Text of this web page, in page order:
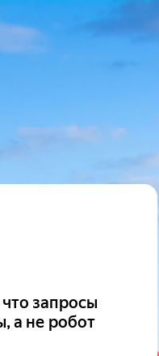
запросы
а не робот